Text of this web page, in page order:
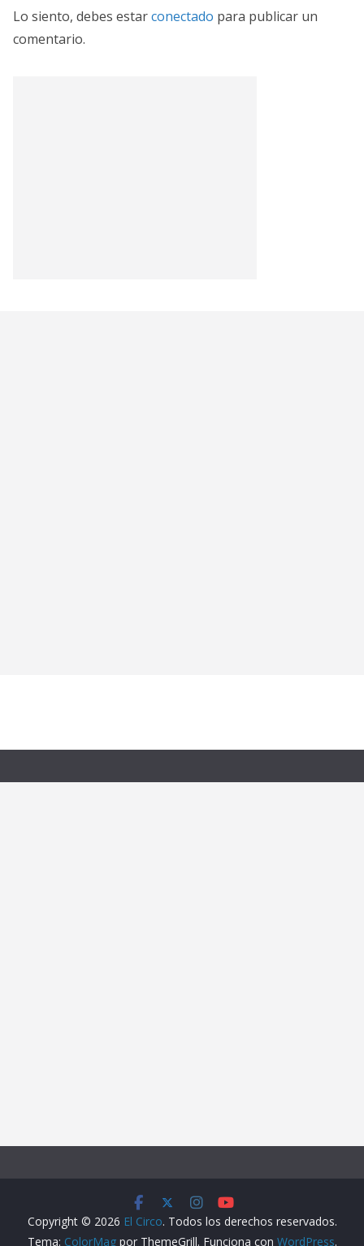
Lo siento, debes estarconectado para publicar un
comentario.
Copyright © 2026 El Circo. Todos los derechos reservados.
Tema: ColorMagpor ThemeGrill. Funciona con WordPress.